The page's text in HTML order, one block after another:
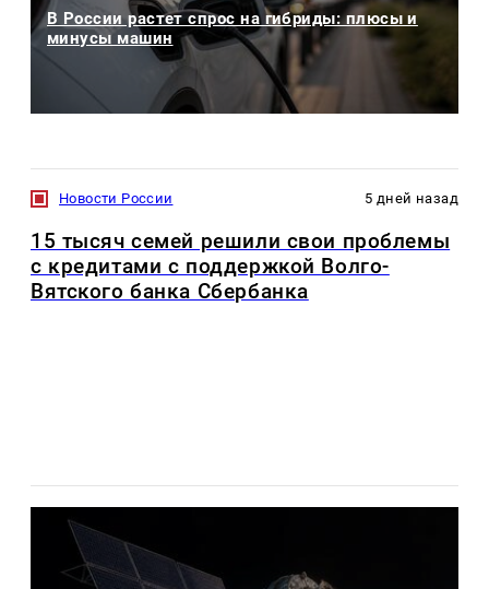
В России растет спрос на гибриды: плюсы и
минусы машин
Новости России 5 дней назад
15 тысяч семей решили свои проблемы
с кредитами с поддержкой Волго-
Вятского банка Сбербанка